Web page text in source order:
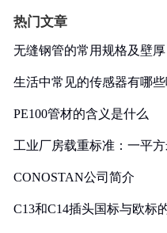
热门文章
无缝钢管的常用规格及壁厚
生活中常见的传感器有哪
PE100管材的含义是什么
工业厂房载重标准：一平
CONOSTAN公司简介
C13和C14插头国标与欧标